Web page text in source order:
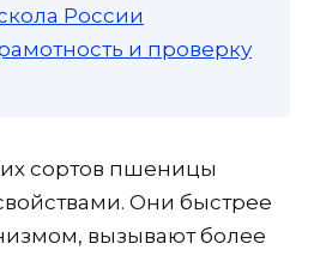
России
и проверку
сортов пшеницы
Они быстрее
вызывают более